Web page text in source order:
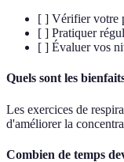
[ ] Vérifier votre
[ ] Pratiquer
[ ] Évaluer vos
Quels sont les
Les exercices de
d'améliorer la
Combien de temps